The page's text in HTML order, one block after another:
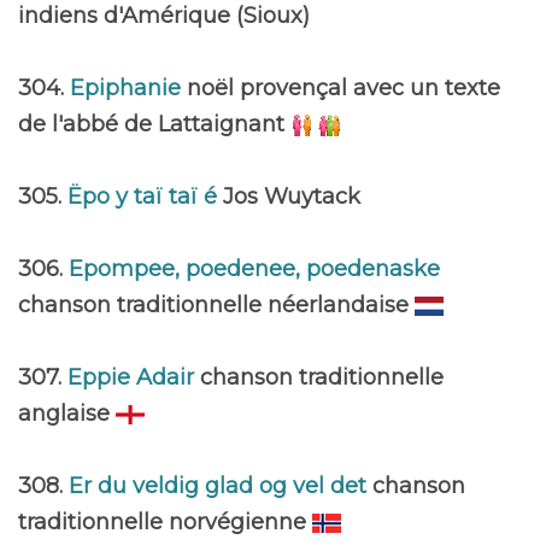
indiens d'Amérique (Sioux)
304. Epiphanie noël provençal avec un texte
de l'abbé de Lattaignant
305. Ëpo y taï taï é Jos Wuytack
306. Epompee, poedenee, poedenaske
chanson traditionnelle néerlandaise
307. Eppie Adairchanson traditionnelle
anglaise
308. Er du veldig glad og vel detchanson
traditionnelle norvégienne